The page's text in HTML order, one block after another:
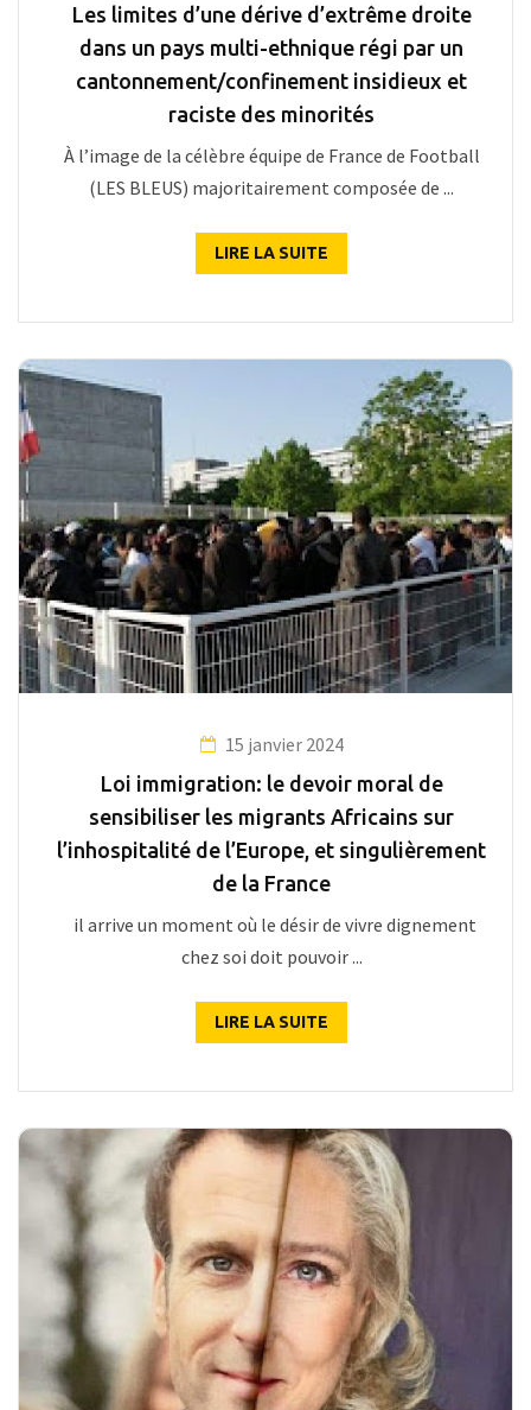
Les limites d’une dérive d’extrême droite
dans un pays multi-ethnique régi par un
cantonnement/confinement insidieux et
raciste des minorités
À l’image de la célèbre équipe de France de Football
(LES BLEUS) majoritairement composée de ...
LIRE LA SUITE
15 janvier 2024
Loi immigration: le devoir moral de
sensibiliser les migrants Africains sur
l’inhospitalité de l’Europe, et singulièrement
de la France
il arrive un moment où le désir de vivre dignement
chez soi doit pouvoir ...
LIRE LA SUITE